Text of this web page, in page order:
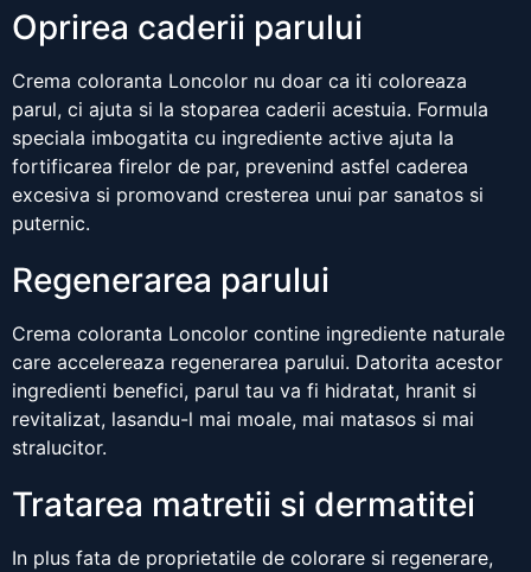
Oprirea caderii parului
Crema coloranta Loncolor nu doar ca iti coloreaza
parul, ci ajuta si la stoparea caderii acestuia. Formula
speciala imbogatita cu ingrediente active ajuta la
fortificarea firelor de par, prevenind astfel caderea
excesiva si promovand cresterea unui par sanatos si
puternic.
Regenerarea parului
Crema coloranta Loncolor contine ingrediente naturale
care accelereaza regenerarea parului. Datorita acestor
ingredienti benefici, parul tau va fi hidratat, hranit si
revitalizat, lasandu-l mai moale, mai matasos si mai
stralucitor.
Tratarea matretii si dermatitei
In plus fata de proprietatile de colorare si regenerare,